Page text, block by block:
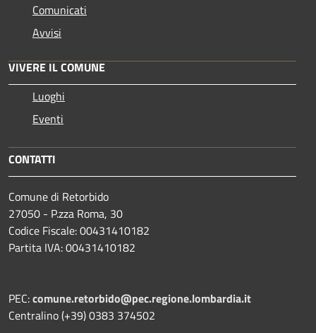
Comunicati
Avvisi
VIVERE IL COMUNE
Luoghi
Eventi
CONTATTI
Comune di Retorbido
27050 - P.zza Roma, 30
Codice Fiscale: 00431410182
Partita IVA: 00431410182
PEC:comune.retorbido@pec.regione.lombardia.it
Centralino (+39) 0383 374502